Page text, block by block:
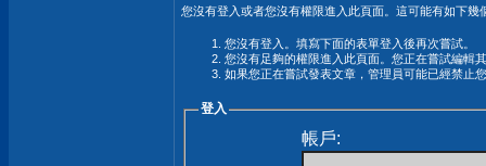
您沒有登入或者您沒有權限進入此頁面。這可能有如下幾
您沒有登入。填寫下面的表單登入後再次嘗試。
您沒有足夠的權限進入此頁面。您正在嘗試編輯
如果您正在嘗試發表文章，管理員可能已經禁止
登入
帳戶: